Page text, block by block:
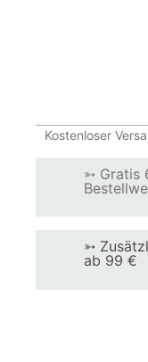
Kostenloser
➳ Gratis
➳
ab 99 €